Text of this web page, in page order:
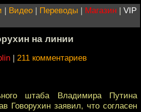
| Видео | Переводы | Магазин | VIP
на линии
| 211 комментариев
штаба Владимира Путина
Говорухин заявил, что согласен